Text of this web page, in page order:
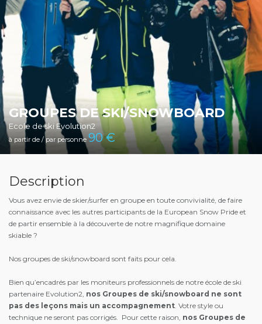
GROUPES DE SKI/SNOWBOARD
Ecole de ski Evolution2
à partir de / par personne 90€
Description
Vous avez envie de skier/surfer en groupe en toute convivialité, de faire
connaissance avec les autres participants de la European Snow Pride et
de partir ensemble à la découverte de notre magnifique domaine
skiable ?
Nos groupes de ski/snowboard sont faits pour cela.
Bien qu’encadrés par les moniteurs professionnels de notre école de ski
partenaire Evolution2, nos Groupes de ski/snowboard ne sont
pas des leçons mais un accompagnement. Votre style ou
technique ne seront pas corrigés. Pour cette raison, nos Groupes de